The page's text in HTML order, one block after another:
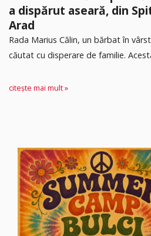
a dispărut aseară, din
Arad
Rada Marius Călin, un bărbat în
căutat cu disperare de familie.
citește mai mult »